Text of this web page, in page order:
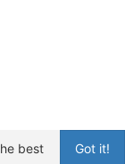
Got it!
best